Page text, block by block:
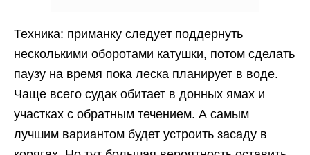
Техника: приманку следует поддернуть
несколькими оборотами катушки, потом сделать
паузу на время пока леска планирует в воде.
Чаще всего судак обитает в донных ямах и
участках с обратным течением. А самым
лучшим вариантом будет устроить засаду в